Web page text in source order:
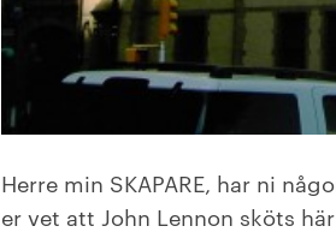
Herre min SKAPARE, har ni
er vet att John Lennon sköts